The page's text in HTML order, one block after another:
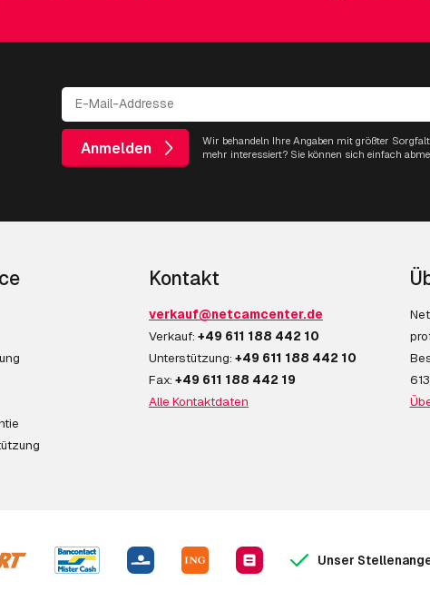
Anmelden
Wir behandeln Ihre Angaben mit größter
mehr interessiert? Sie können sich einfach
Kontakt
verkauf@netcamcenter.de
Verkauf: +49 611 188 442 10
Unterstützung: +49 611 188 442 10
Fax: +49 611 188 442 19
Alle Kontaktdaten
Unser